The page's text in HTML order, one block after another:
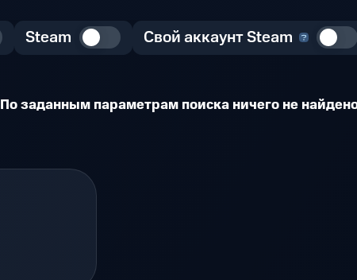
Steam Свой аккаунт Steam
По заданным параметрам поиска ничего не